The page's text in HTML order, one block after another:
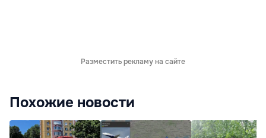
Разместить рекламу на сайте
Похожие новости